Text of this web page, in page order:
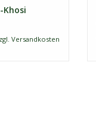
HINZUFÜGEN
Khosi
Versandkosten